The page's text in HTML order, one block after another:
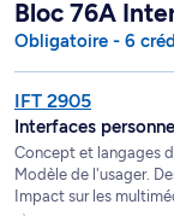
Bloc 76A
Obligatoire - 6
IFT 2905
Interfaces
Concept et langages
Modèle de l'usager.
Impact sur les